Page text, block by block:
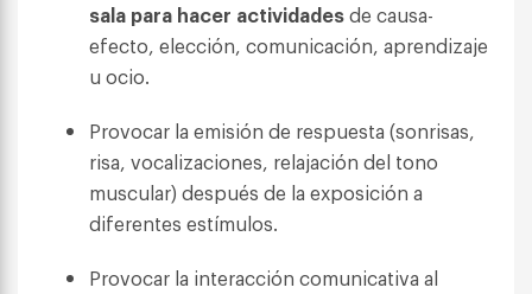
sala para hacer actividadesde causa-
efecto, elección, comunicación, aprendizaje
u ocio.
Provocar la emisión de respuesta (sonrisas,
risa, vocalizaciones, relajación del tono
muscular) después de la exposición a
diferentes estímulos.
Provocar la interacción comunicativa al